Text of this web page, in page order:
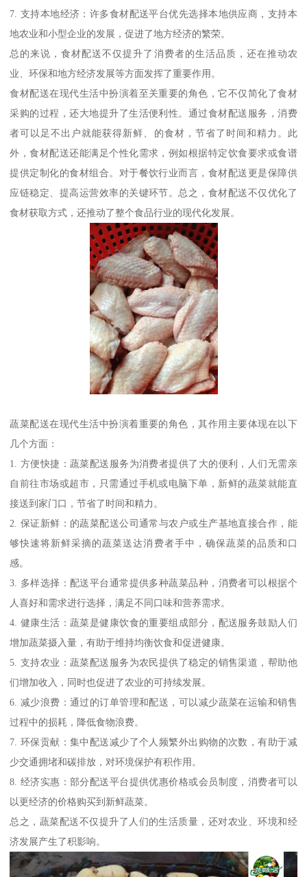
7. 支持本地经济：许多食材配送平台优先选择本地供应商，支持本
地农业和小型企业的发展，促进了地方经济的繁荣。
总的来说，食材配送不仅提升了消费者的生活品质，还在推动农
业、环保和地方经济发展等方面发挥了重要作用。
食材配送在现代生活中扮演着至关重要的角色，它不仅简化了食材
采购的过程，还大地提升了生活便利性。通过食材配送服务，消费
者可以足不出户就能获得新鲜、的食材，节省了时间和精力。此
外，食材配送还能满足个性化需求，例如根据特定饮食要求或食谱
提供定制化的食材组合。对于餐饮行业而言，食材配送更是保障供
应链稳定、提高运营效率的关键环节。总之，食材配送不仅优化了
食材获取方式，还推动了整个食品行业的现代化发展。
蔬菜配送在现代生活中扮演着重要的角色，其作用主要体现在以下
几个方面：
1. 方便快捷：蔬菜配送服务为消费者提供了大的便利，人们无需亲
自前往市场或超市，只需通过手机或电脑下单，新鲜的蔬菜就能直
接送到家门口，节省了时间和精力。
2. 保证新鲜：的蔬菜配送公司通常与农户或生产基地直接合作，能
够快速将新鲜采摘的蔬菜送达消费者手中，确保蔬菜的品质和口
感。
3. 多样选择：配送平台通常提供多种蔬菜品种，消费者可以根据个
人喜好和需求进行选择，满足不同口味和营养需求。
4. 健康生活：蔬菜是健康饮食的重要组成部分，配送服务鼓励人们
增加蔬菜摄入量，有助于维持均衡饮食和促进健康。
5. 支持农业：蔬菜配送服务为农民提供了稳定的销售渠道，帮助他
们增加收入，同时也促进了农业的可持续发展。
6. 减少浪费：通过的订单管理和配送，可以减少蔬菜在运输和销售
过程中的损耗，降低食物浪费。
7. 环保贡献：集中配送减少了个人频繁外出购物的次数，有助于减
少交通拥堵和碳排放，对环境保护有积作用。
8. 经济实惠：部分配送平台提供优惠价格或会员制度，消费者可以
以更经济的价格购买到新鲜蔬菜。
总之，蔬菜配送不仅提升了人们的生活质量，还对农业、环境和经
济发展产生了积影响。